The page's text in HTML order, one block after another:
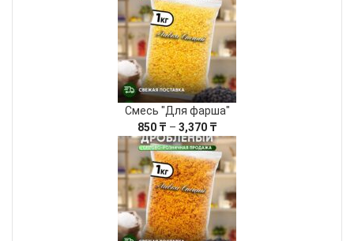
1,550 ₸
–
7,260 ₸
Смесь "Для фарша"
850 ₸ – 3,370 ₸Диапазон
цен:
850 ₸
–
3,370 ₸